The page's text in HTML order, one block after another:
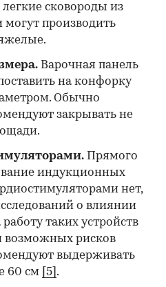
легкие сковороды из
производить
Варочная панель
на конфорку
Обычно
закрывать не
Прямого
индукционных
нет,
о влиянии
таких устройств
возможных рисков
выдерживать
60 см [5] .